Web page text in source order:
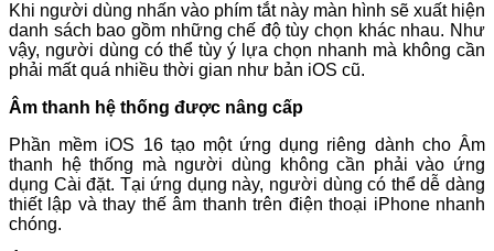
Khi người dùng nhấn vào phím tắt này màn hình sẽ xuất hiện
danh sách bao gồm những chế độ tùy chọn khác nhau. Như
vậy, người dùng có thể tùy ý lựa chọn nhanh mà không cần
phải mất quá nhiều thời gian như bản iOS cũ.
Âm thanh hệ thống được nâng cấp
Phần mềm iOS 16 tạo một ứng dụng riêng dành cho Âm
thanh hệ thống mà người dùng không cần phải vào ứng
dụng Cài đặt. Tại ứng dụng này, người dùng có thể dễ dàng
thiết lập và thay thế âm thanh trên điện thoại iPhone nhanh
chóng.